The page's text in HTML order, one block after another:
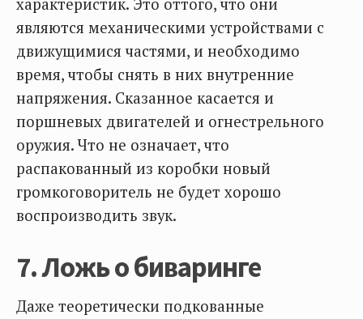
характеристик. Это оттого, что они
являются механическими устройствами с
движущимися частями, и необходимо
время, чтобы снять в них внутренние
напряжения. Сказанное касается и
поршневых двигателей и огнестрельного
оружия. Что не означает, что
распакованный из коробки новый
громкоговоритель не будет хорошо
воспроизводить звук.
7. Ложь о биваринге
Даже теоретически подкованные